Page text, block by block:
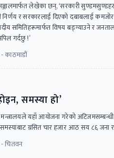
लेखेका छन्, ‘सरकारी
निर्णय र सरकारलाई दिएको दबाबलाई कमजोर
समितिहरूमार्फत विषय बङ्ग्याउने र
गर्दछु !’
काठमाडौं
समस्या हो’
यहाँ आयोजना गरेको अटिजमसम्बन्धी
ग्रसित चार हजार आठ सय ८६ जना
- चितवन